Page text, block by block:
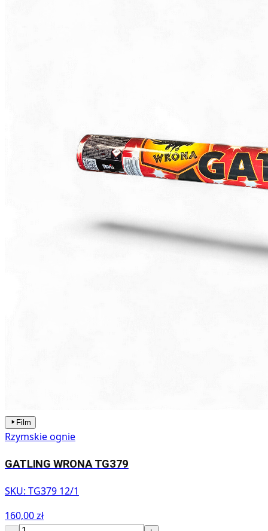
Film
Rzymskie ognie
GATLING WRONA TG379
SKU: TG379 12/1
160,00 zł